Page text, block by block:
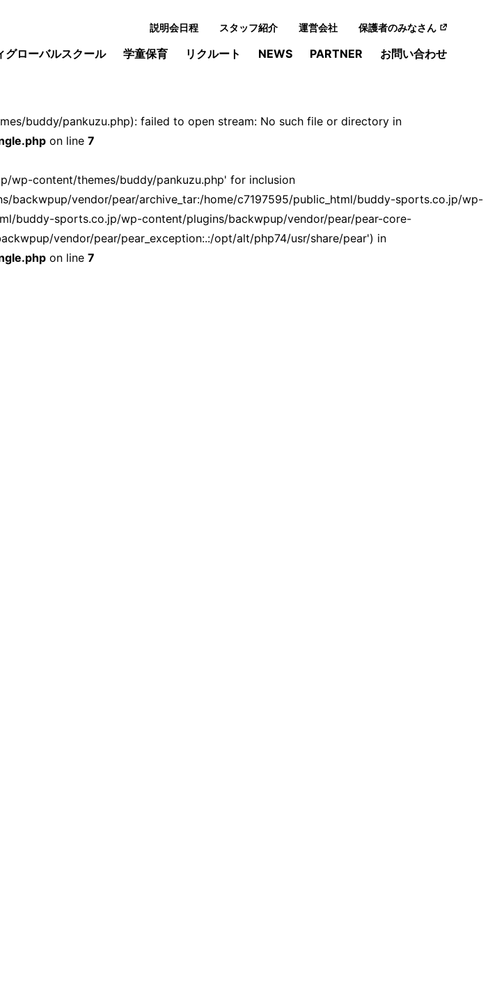
説明会日程 スタッフ紹介 運営会社 保護者のみなさん
グローバルスクール 学童保育 リクルート NEWS PARTNER お問い合わせ
buddy/pankuzu.php): failed to open stream: No such file or directory in
on line 7
wp-content/themes/buddy/pankuzu.php' for inclusion
vendor/pear/archive_tar:/home/c7197595/public_html/buddy-sports.co.jp/wp-
buddy-sports.co.jp/wp-content/plugins/backwpup/vendor/pear/pear-core-
vendor/pear/pear_exception:.:/opt/alt/php74/usr/share/pear') in
on line 7